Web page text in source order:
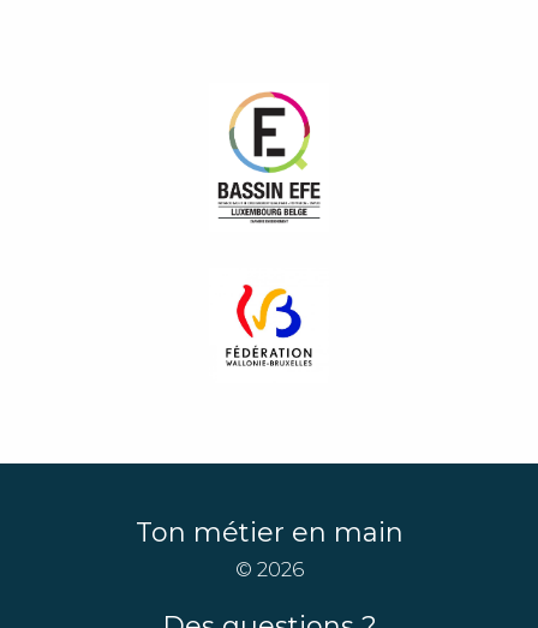
Ton métier en main
© 2026